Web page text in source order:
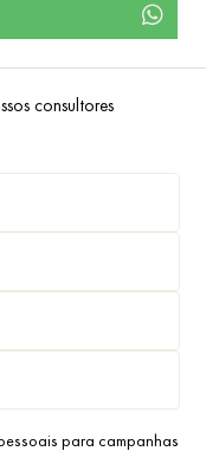
consultores
para campanhas